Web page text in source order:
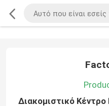
∆ιακομιστικό Κέντρο